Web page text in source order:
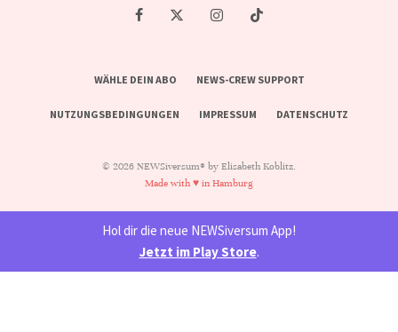
WÄHLE DEIN ABO NEWS-CREW SUPPORT
NUTZUNGSBEDINGUNGEN IMPRESSUM DATENSCHUTZ
© 2026 NEWSiversum® by Elisabeth Koblitz.
Made with ♥ in Hamburg
Hol dir die neue NEWSiversum App!
Jetzt im Play Store.